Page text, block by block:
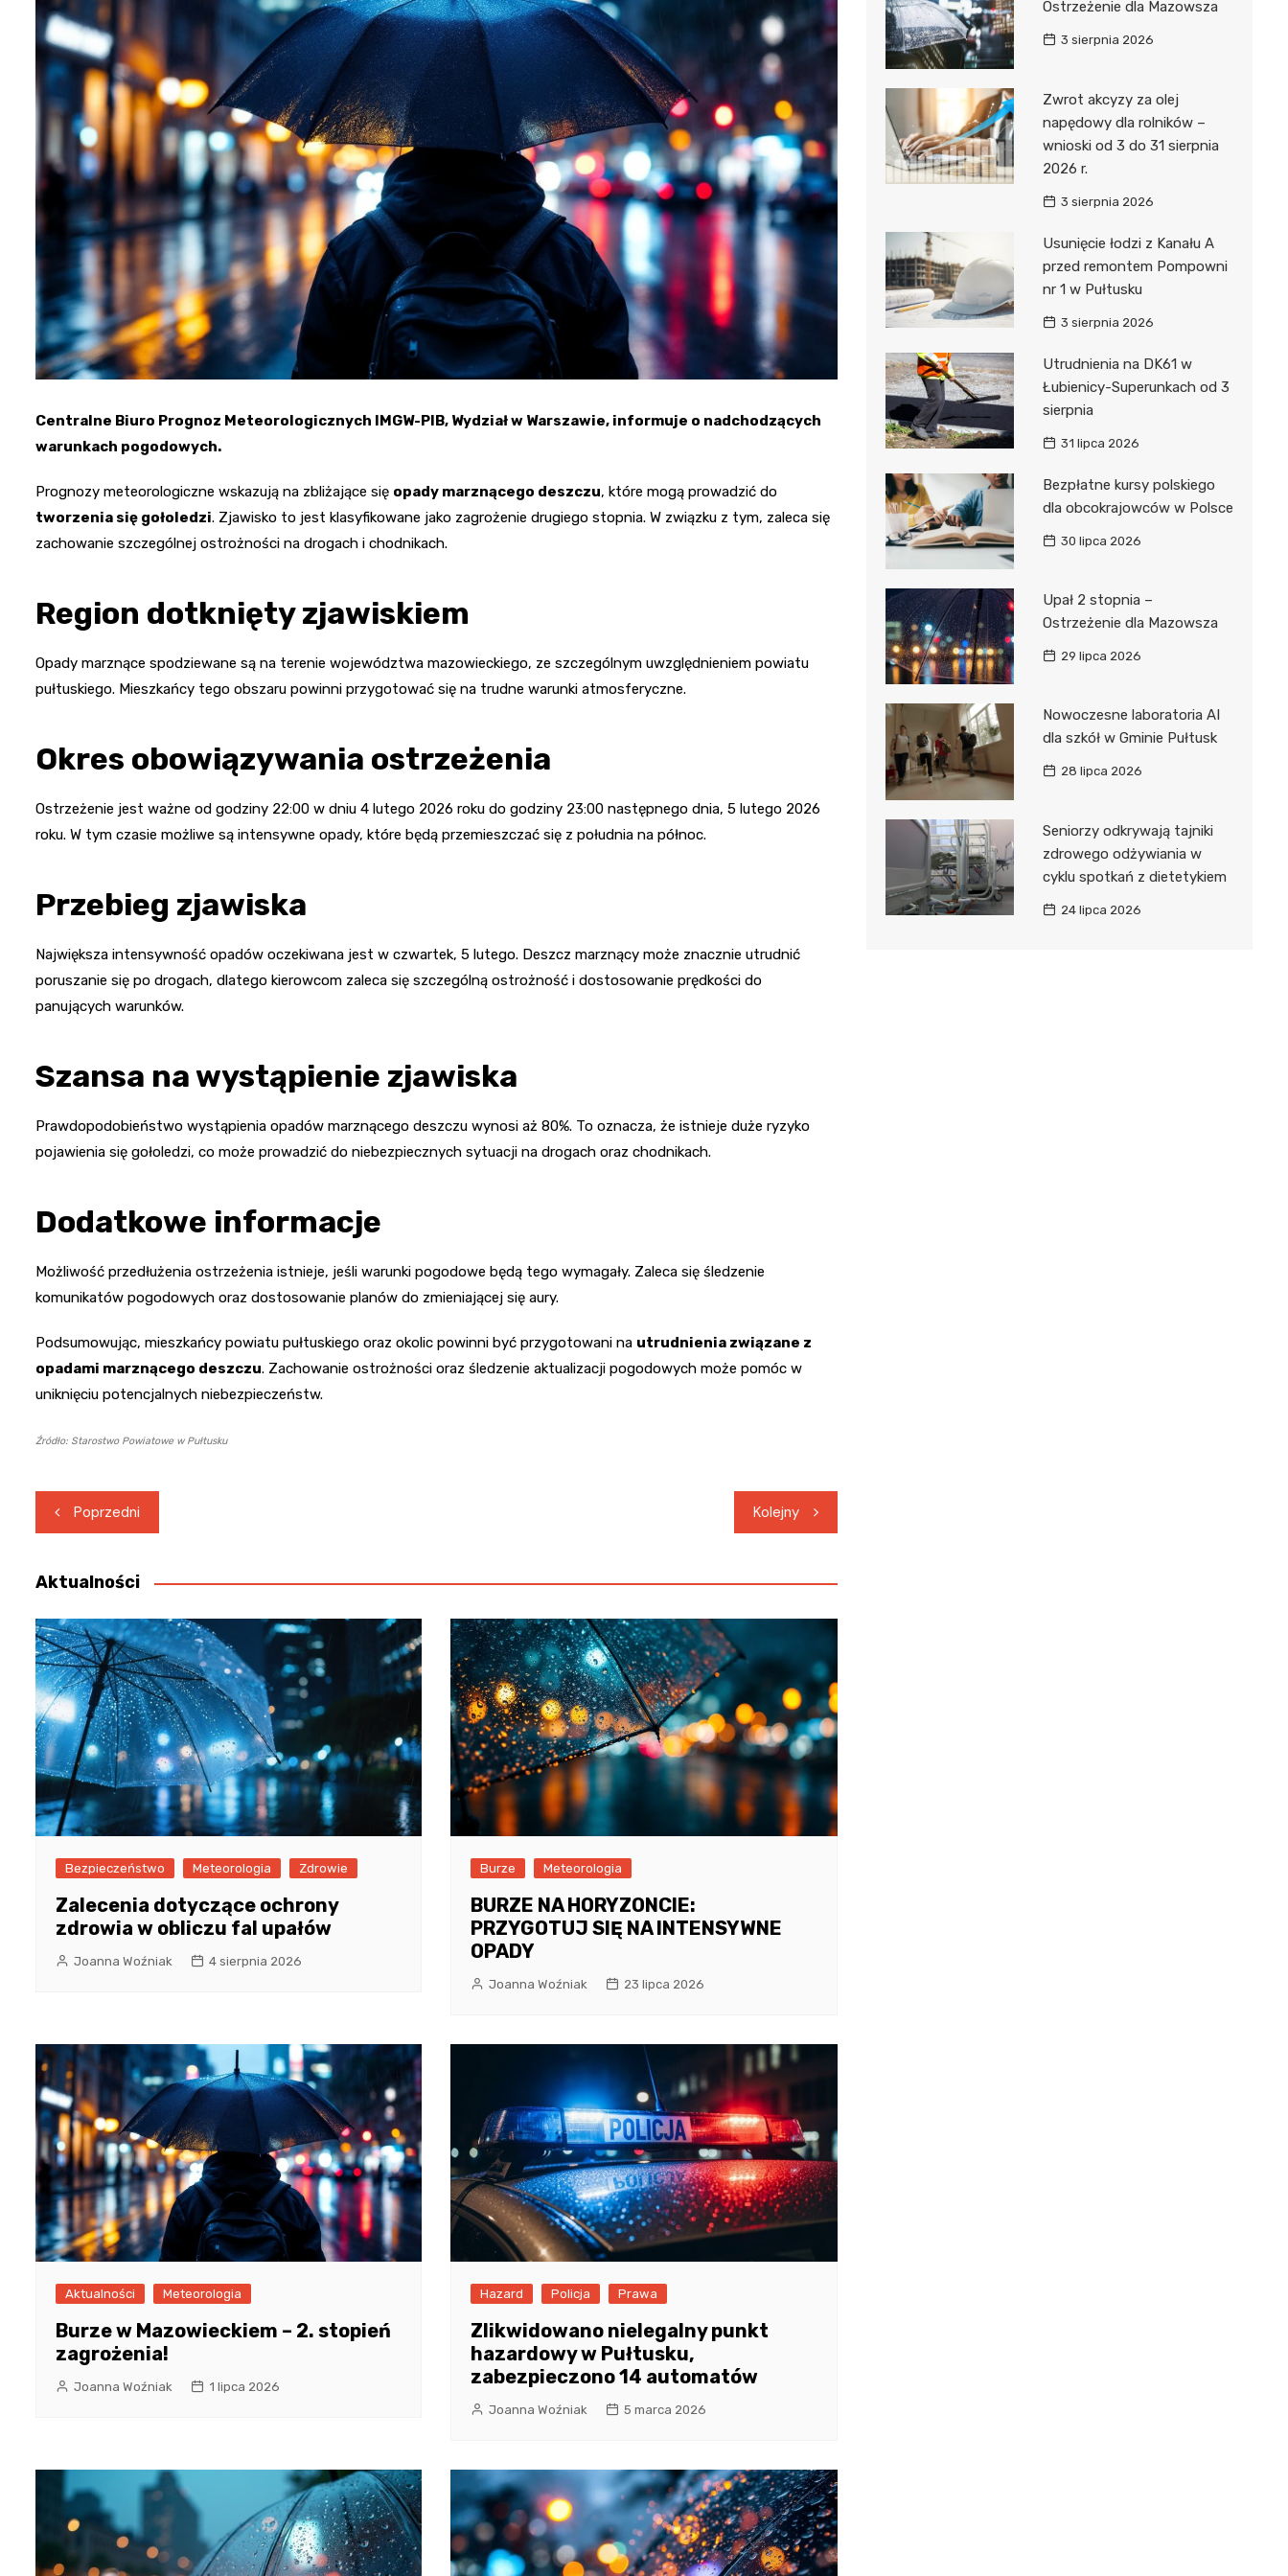
Centralne Biuro Prognoz Meteorologicznych IMGW-PIB, Wydział w Warszawie, informuje o nadchodzących
warunkach pogodowych.
Prognozy meteorologiczne wskazują na zbliżające się opady marznącego deszczu, które mogą prowadzić do
tworzenia się gołoledzi. Zjawisko to jest klasyfikowane jako zagrożenie drugiego stopnia. W związku z tym, zaleca się
zachowanie szczególnej ostrożności na drogach i chodnikach.
Region dotknięty zjawiskiem
Opady marznące spodziewane są na terenie województwa mazowieckiego, ze szczególnym uwzględnieniem powiatu
pułtuskiego. Mieszkańcy tego obszaru powinni przygotować się na trudne warunki atmosferyczne.
Okres obowiązywania ostrzeżenia
Ostrzeżenie jest ważne od godziny 22:00 w dniu 4 lutego 2026 roku do godziny 23:00 następnego dnia, 5 lutego 2026
roku. W tym czasie możliwe są intensywne opady, które będą przemieszczać się z południa na północ.
Przebieg zjawiska
Największa intensywność opadów oczekiwana jest w czwartek, 5 lutego. Deszcz marznący może znacznie utrudnić
poruszanie się po drogach, dlatego kierowcom zaleca się szczególną ostrożność i dostosowanie prędkości do
panujących warunków.
Szansa na wystąpienie zjawiska
Prawdopodobieństwo wystąpienia opadów marznącego deszczu wynosi aż 80%. To oznacza, że istnieje duże ryzyko
pojawienia się gołoledzi, co może prowadzić do niebezpiecznych sytuacji na drogach oraz chodnikach.
Dodatkowe informacje
Możliwość przedłużenia ostrzeżenia istnieje, jeśli warunki pogodowe będą tego wymagały. Zaleca się śledzenie
komunikatów pogodowych oraz dostosowanie planów do zmieniającej się aury.
Podsumowując, mieszkańcy powiatu pułtuskiego oraz okolic powinni być przygotowani na utrudnienia związane z
opadami marznącego deszczu. Zachowanie ostrożności oraz śledzenie aktualizacji pogodowych może pomóc w
uniknięciu potencjalnych niebezpieczeństw.
Źródło: Starostwo Powiatowe w Pułtusku
Nawigacja
wpisu
Poprzedni Kolejny
Aktualności
Bezpieczeństwo Meteorologia Zdrowie
Zalecenia dotyczące ochrony
zdrowia w obliczu fal upałów
Joanna Woźniak 4 sierpnia 2026
Burze Meteorologia
BURZE NA HORYZONCIE:
PRZYGOTUJ SIĘ NA INTENSYWNE
OPADY
Joanna Woźniak 23 lipca 2026
Aktualności Meteorologia
Burze w Mazowieckiem – 2. stopień
zagrożenia!
Joanna Woźniak 1 lipca 2026
Hazard Policja Prawa
Zlikwidowano nielegalny punkt
hazardowy w Pułtusku,
zabezpieczono 14 automatów
Joanna Woźniak 5 marca 2026
Ostrzeżenie dla Mazowsza
3 sierpnia 2026
Zwrot akcyzy za olej
napędowy dla rolników –
wnioski od 3 do 31 sierpnia
2026 r.
3 sierpnia 2026
Usunięcie łodzi z Kanału A
przed remontem Pompowni
nr 1 w Pułtusku
3 sierpnia 2026
Utrudnienia na DK61 w
Łubienicy-Superunkach od 3
sierpnia
31 lipca 2026
Bezpłatne kursy polskiego
dla obcokrajowców w Polsce
30 lipca 2026
Upał 2 stopnia –
Ostrzeżenie dla Mazowsza
29 lipca 2026
Nowoczesne laboratoria AI
dla szkół w Gminie Pułtusk
28 lipca 2026
Seniorzy odkrywają tajniki
zdrowego odżywiania w
cyklu spotkań z dietetykiem
24 lipca 2026